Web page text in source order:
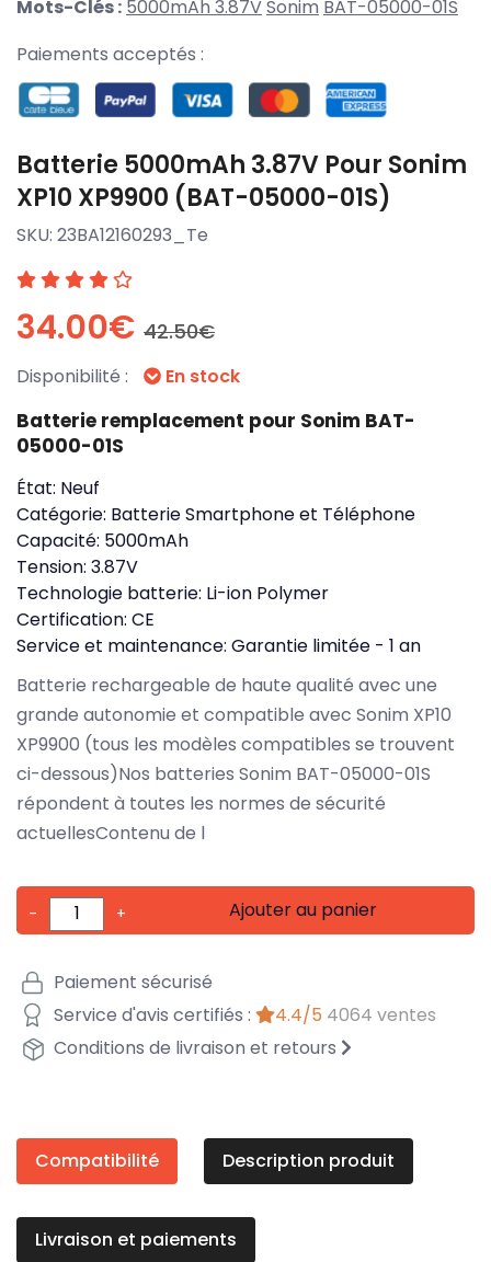
Mots-Clés : 5000mAh 3.87VSonim BAT-05000-01S
Paiements acceptés :
Batterie 5000mAh 3.87V Pour Sonim
XP10 XP9900 (BAT-05000-01S)
SKU: 23BA12160293_Te
34.00€ 42.50€
Disponibilité : En stock
Batterie remplacement pour Sonim BAT-
05000-01S
État: Neuf
Catégorie: Batterie Smartphone et Téléphone
Capacité: 5000mAh
Tension: 3.87V
Technologie batterie: Li-ion Polymer
Certification: CE
Service et maintenance: Garantie limitée - 1 an
Batterie rechargeable de haute qualité avec une
grande autonomie et compatible avec Sonim XP10
XP9900 (tous les modèles compatibles se trouvent
ci-dessous)Nos batteries Sonim BAT-05000-01S
répondent à toutes les normes de sécurité
actuellesContenu de l
- + Ajouter au panier
Paiement sécurisé
Service d'avis certifiés :
4.4/5 4064 ventes
Conditions de livraison et retours
Compatibilité Description produit
Livraison et paiements